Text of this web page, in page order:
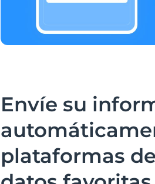
Envíe su
plataformas